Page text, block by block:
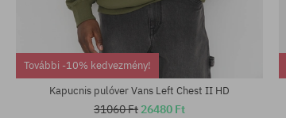
Elérhető méretek:
M; L
További -10% kedvezmény!
Kapucnis pulóver Vans Left Chest II HD
31060 Ft 26480 Ft